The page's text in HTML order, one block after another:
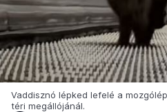
Vaddisznó lépked lefelé a
téri megállójánál.